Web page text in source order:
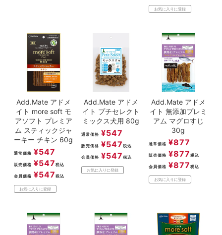
お気に入りに登録
Add.Mate アドメ
イト more soft モ
アソフト プレミア
ム スティックジャ
ーキー チキン 60g
通常価格 ¥547
販売価格 ¥547 税込
会員価格 ¥547 税込
お気に入りに登録
Add.Mate アドメ
イト プチセレクト
ミックス犬用 80g
通常価格 ¥547
販売価格 ¥547 税込
会員価格 ¥547 税込
お気に入りに登録
Add.Mate アドメ
イト 無添加プレミ
アム マグロすじ
30g
通常価格 ¥877
販売価格 ¥877 税込
会員価格 ¥877 税込
お気に入りに登録